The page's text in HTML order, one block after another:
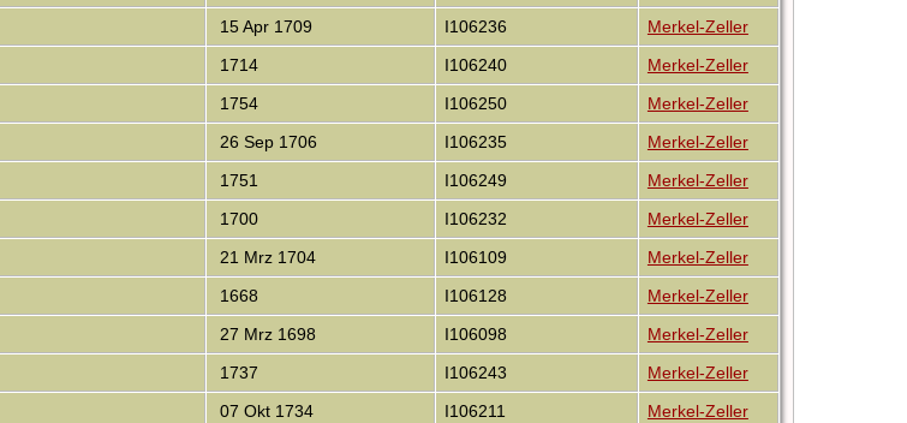
15 Apr 1709 I106236
Merkel-Zeller
1714 I106240
Merkel-Zeller
1754 I106250
Merkel-Zeller
26 Sep 1706 I106235
Merkel-Zeller
1751 I106249
Merkel-Zeller
1700 I106232
Merkel-Zeller
21 Mrz 1704 I106109
Merkel-Zeller
1668 I106128
Merkel-Zeller
27 Mrz 1698 I106098
Merkel-Zeller
1737 I106243
Merkel-Zeller
07 Okt 1734 I106211
Merkel-Zeller